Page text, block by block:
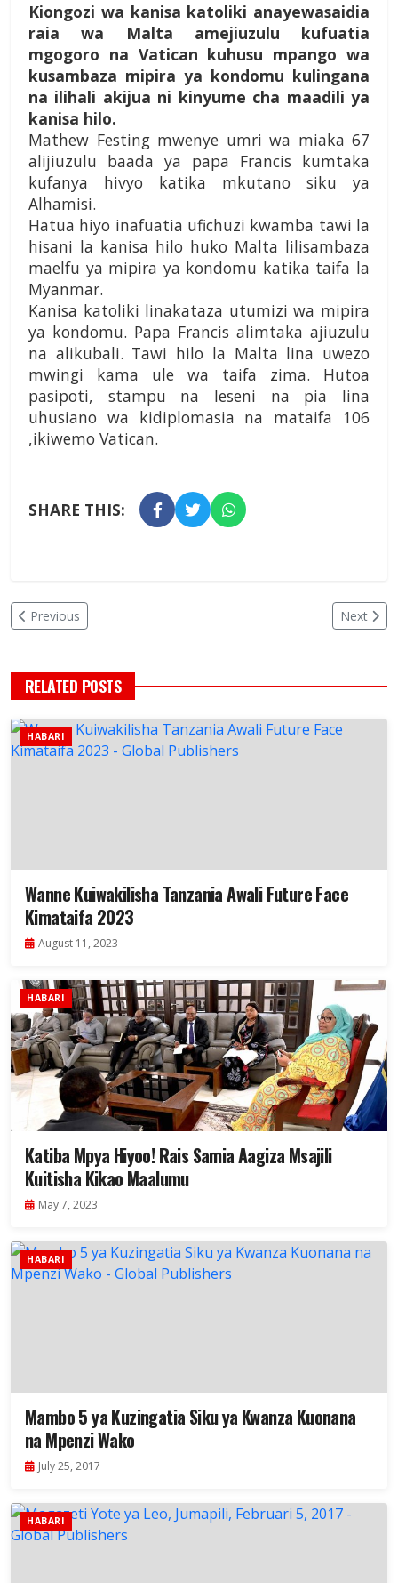
Kiongozi wa kanisa katoliki anayewasaidia
raia wa Malta amejiuzulu kufuatia
mgogoro na Vatican kuhusu mpango wa
kusambaza mipira ya kondomu kulingana
na ilihali akijua ni kinyume cha maadili ya
kanisa hilo.
Mathew Festing mwenye umri wa miaka 67
alijiuzulu baada ya papa Francis kumtaka
kufanya hivyo katika mkutano siku ya
Alhamisi.
Hatua hiyo inafuatia ufichuzi kwamba tawi la
hisani la kanisa hilo huko Malta lilisambaza
maelfu ya mipira ya kondomu katika taifa la
Myanmar.
Kanisa katoliki linakataza utumizi wa mipira
ya kondomu. Papa Francis alimtaka ajiuzulu
na alikubali. Tawi hilo la Malta lina uwezo
mwingi kama ule wa taifa zima. Hutoa
pasipoti, stampu na leseni na pia lina
uhusiano wa kidiplomasia na mataifa 106
,ikiwemo Vatican.
SHARE THIS:
Previous Next
RELATED POSTS
HABARI
Wanne Kuiwakilisha Tanzania Awali Future Face
Kimataifa 2023
August 11, 2023
HABARI
Katiba Mpya Hiyoo! Rais Samia Aagiza Msajili
Kuitisha Kikao Maalumu
May 7, 2023
HABARI
Mambo 5 ya Kuzingatia Siku ya Kwanza Kuonana
na Mpenzi Wako
July 25, 2017
HABARI